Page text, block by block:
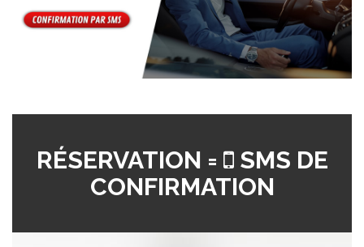
RÉSERVATION =
SMS DE
CONFIRMATION